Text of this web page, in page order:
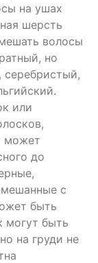
на ушах
шерсть
волосы
но
или
может
до
с
быть
могут быть
на груди не